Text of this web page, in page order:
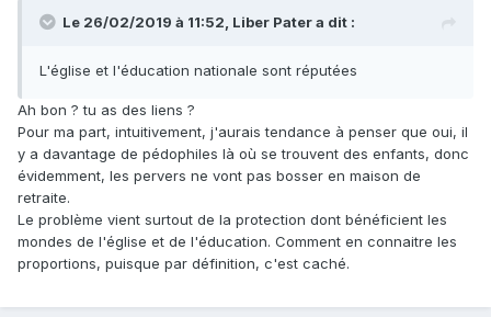
Le 26/02/2019 à 11:52, Liber Patera dit :
L'église et l'éducation nationale sont réputées
Ah bon ? tu as des liens ?
Pour ma part, intuitivement, j'aurais tendance à penser que oui, il
y a davantage de pédophiles là où se trouvent des enfants, donc
évidemment, les pervers ne vont pas bosser en maison de
retraite.
Le problème vient surtout de la protection dont bénéficient les
mondes de l'église et de l'éducation. Comment en connaitre les
proportions, puisque par définition, c'est caché.